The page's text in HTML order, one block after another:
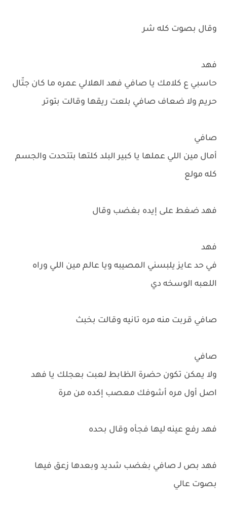
وقال بصوت كله شر
فهد
حاسبي ع كلامك يا صافي فهد الهلالي عمره ما كان جتّال
حريم ولا ضعاف صافي بلعت ريقها وقالت بتوتر
صافي
أمال مين اللي عملها يا كبير البلد كلتها بتتحدت والجسم
كله مولع
فهد ضغط على إيده بغضب وقال
فهد
في حد عايز يلبسني المصيبه ويا عالم مين اللي وراه
اللعبه الوسخه دي
صافي قربت منه مره تانيه وقالت بخبث
صافي
ولا يمكن تكون حضرة الظابط لعبت بعجلك يا فهد
اصل أول مره أشوفك معصب إكده من مرة
فهد رفع عينه ليها فجأه وقال بحده
فهد بص لـ صافي بغضب شديد وبعدها زعق فيها
بصوت عالي